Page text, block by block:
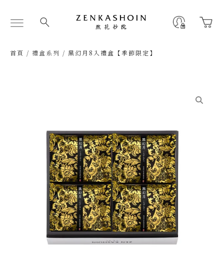
Flyout
Menu
首頁 / 禮盒系列 / 黑幻月8入禮盒【季節限定】